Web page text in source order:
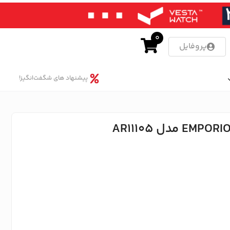
پروفایل
0
پیشنهاد های شگفت‌انگیز!